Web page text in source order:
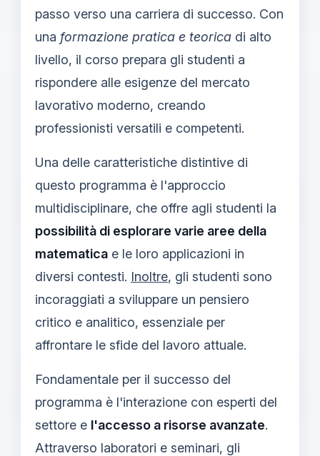
passo verso una carriera di successo. Con
una formazione pratica e teorica di alto
livello, il corso prepara gli studenti a
rispondere alle esigenze del mercato
lavorativo moderno, creando
professionisti versatili e competenti.
Una delle caratteristiche distintive di
questo programma è l'approccio
multidisciplinare, che offre agli studenti la
possibilità di esplorare varie aree della
matematica e le loro applicazioni in
diversi contesti. Inoltre, gli studenti sono
incoraggiati a sviluppare un pensiero
critico e analitico, essenziale per
affrontare le sfide del lavoro attuale.
Fondamentale per il successo del
programma è l'interazione con esperti del
settore e l'accesso a risorse avanzate.
Attraverso laboratori e seminari, gli